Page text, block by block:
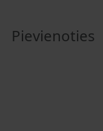
Pievienoties